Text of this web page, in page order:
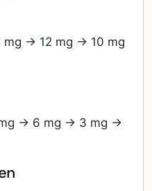
→ 12 mg → 10 mg
→ 6 mg → 3 mg →